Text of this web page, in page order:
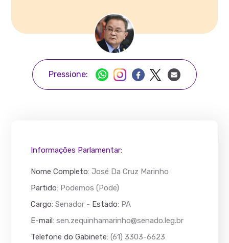
Pressione:
Informações Parlamentar:
Nome Completo:José Da Cruz Marinho
Partido: Podemos (Pode)
Cargo: Senador - Estado: PA
E-mail:sen.zequinhamarinho@senado.leg.br
Telefone do Gabinete: (61) 3303-6623